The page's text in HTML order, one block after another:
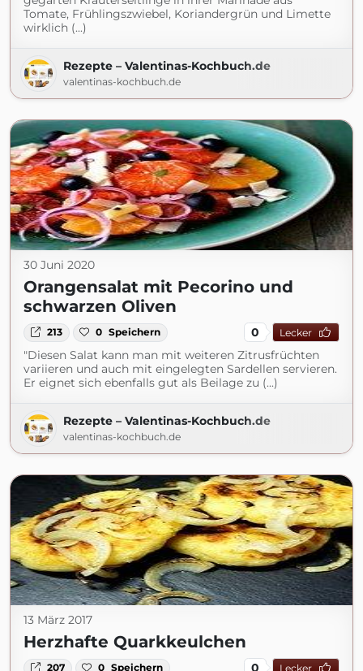
Tomate, Frühlingszwiebel, Koriandergrün und Limette
wirklich (...)
Rezepte – Valentinas-Kochbuch.de
valentinas-kochbuch.de
30 Juni 2020
Orangensalat mit Pecorino und
schwarzen Oliven
213 0 Speichern 0 Lecker
"Diesen Salat kann man mit weiteren Zitrusfrüchten
variieren und auch mit eingelegten Sardellen servieren.
Er eignet sich ebenfalls gut als Beilage zu (...)
Rezepte – Valentinas-Kochbuch.de
valentinas-kochbuch.de
13 März 2017
Herzhafte Quarkkeulchen
207 0 Speichern 0 Lecker